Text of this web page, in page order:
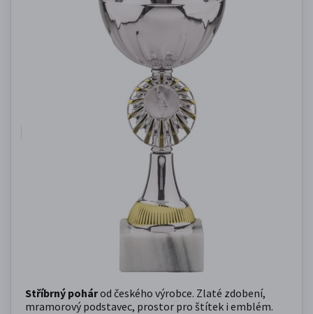
Stříbrný pohárod českého výrobce. Zlaté zdobení,
mramorový podstavec, prostor pro štítek i emblém.